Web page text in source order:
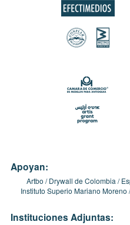
Apoyan:
Artbo Drywall de Colombia
Instituto Superio Mariano Moreno
Instituciones Adjuntas: